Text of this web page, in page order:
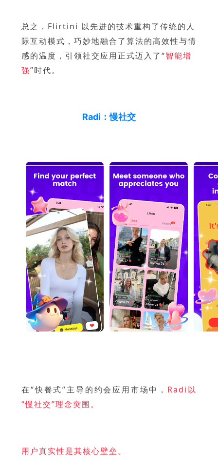
总之，Flirtini 以先进的技术重构了传统的人
际互动模式，巧妙地融合了算法的高效性与情
感的温度，引领社交应用正式迈入了“智能增
强”时代。
Radi：慢社交
在“快餐式”主导的约会应用市场中， Radi以
“慢社交”理念突围。
用户真实性是其核心壁垒。